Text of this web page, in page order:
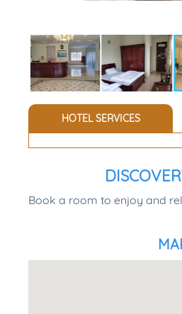
HOTEL SERVICES
Book a room to enjoy and